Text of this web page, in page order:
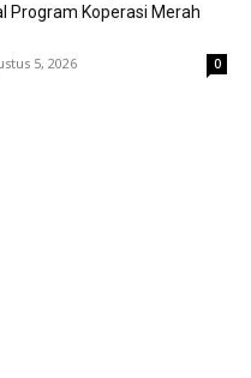
Program Koperasi Merah
5, 2026 0